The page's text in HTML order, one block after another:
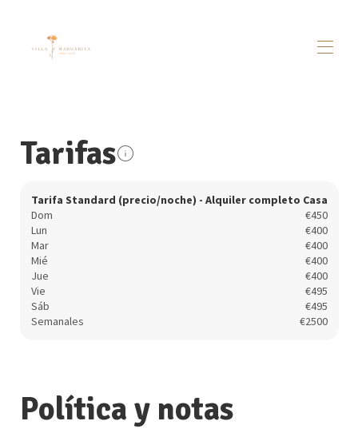
Alrededores ▾
Tarifas
Tarifa Standard (precio/noche) - Alquiler completo Casa
Dom
€450
Lun
€400
Mar
€400
Mié
€400
Jue
€400
Vie
€495
Sáb
€495
Semanales
€2500
Política y notas